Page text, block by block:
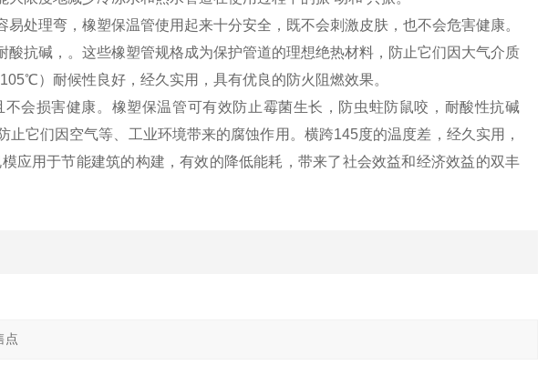
处理弯，橡塑保温管使用起来十分安全，既不会刺激皮肤，也不会危害健康。
抗碱，。这些橡塑管规格成为保护管道的理想绝热材料，防止它们因大气介质
）耐候性良好，经久实用，具有优良的防火阻燃效果。
会损害健康。橡塑保温管可有效防止霉菌生长，防虫蛀防鼠咬，耐酸性抗碱
它们因空气等、工业环境带来的腐蚀作用。横跨145度的温度差，经久实用，
应用于节能建筑的构建，有效的降低能耗，带来了社会效益和经济效益的双丰